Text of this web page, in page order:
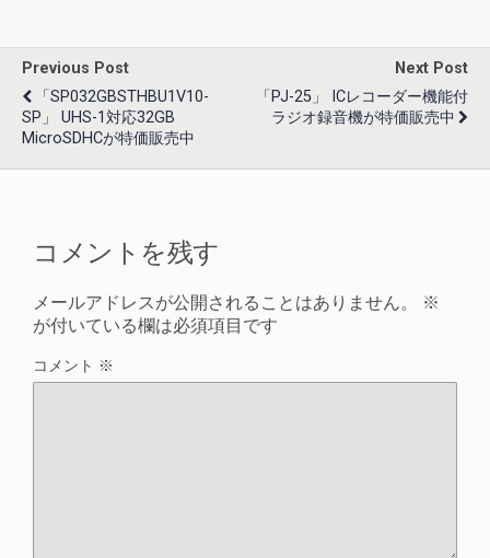
Previous Post
「SP032GBSTHBU1V10-
SP」 UHS-1対応32GB
MicroSDHCが特価販売中
Next Post
「PJ-25」 ICレコーダー機能付
ラジオ録音機が特価販売中
コメントを残す
メールアドレスが公開されることはありません。
※
が付いている欄は必須項目です
コメント ※